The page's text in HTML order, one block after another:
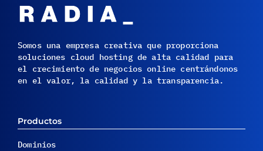
Somos una empresa creativa que proporciona
soluciones cloud hosting de alta calidad para
el crecimiento de negocios online centrándonos
en el valor, la calidad y la transparencia.
Productos
Dominios